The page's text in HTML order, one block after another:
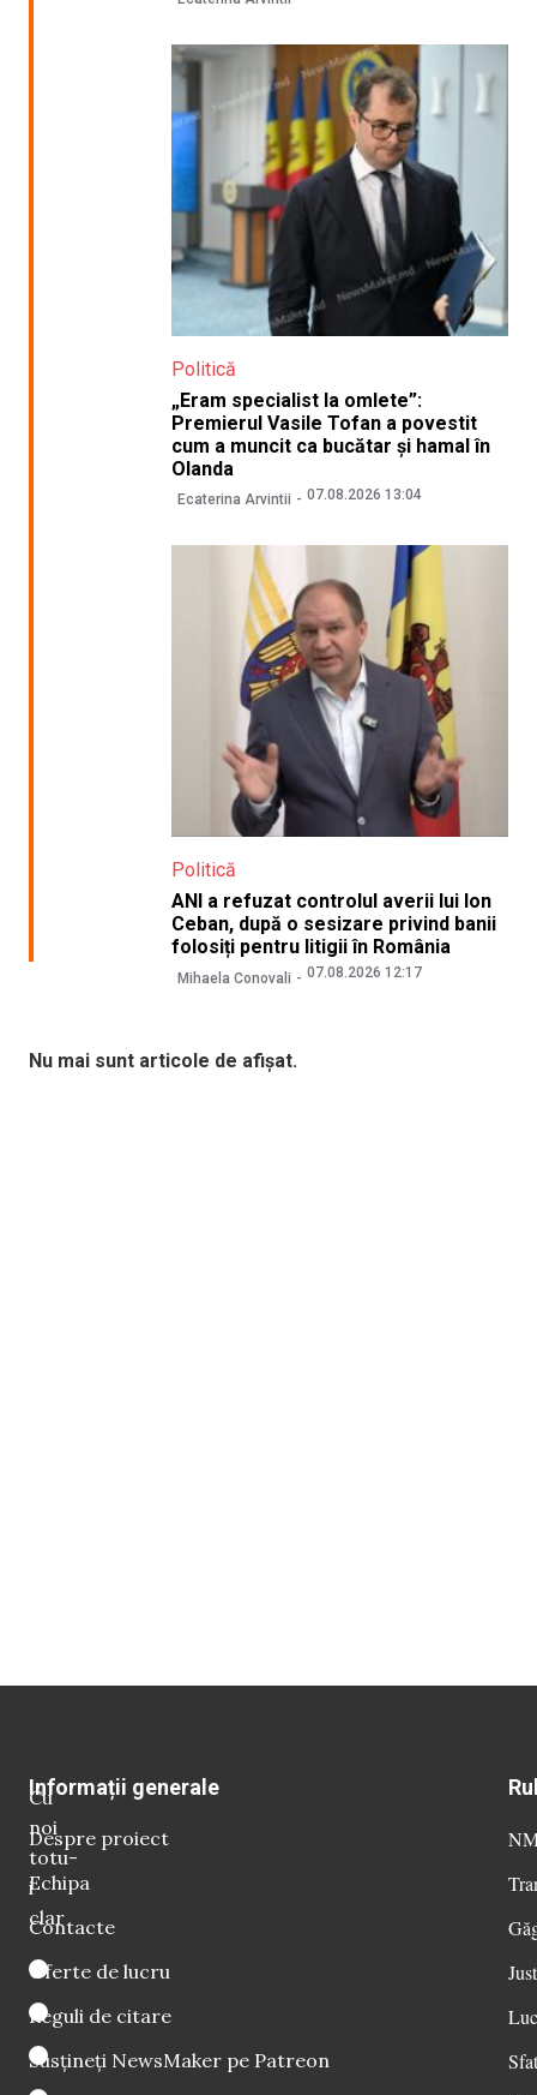
Politică
„Eram specialist la omlete”:
Premierul Vasile Tofan a povestit
cum a muncit ca bucătar și hamal în
Olanda
Ecaterina Arvintii 07.08.2026 13:04
Politică
ANI a refuzat controlul averii lui Ion
Ceban, după o sesizare privind banii
folosiți pentru litigii în România
Mihaela Conovali 07.08.2026 12:17
Nu mai sunt articole de afișat.
Cu
noi
totu-
i
clar
Informații generale
Despre proiect
Echipa
Contacte
Oferte de lucru
Reguli de citare
Susțineți NewsMaker pe Patreon